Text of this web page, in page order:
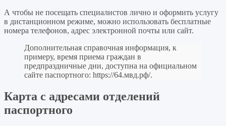
А чтобы не посещать специалистов лично и оформить услугу
в дистанционном режиме, можно использовать бесплатные
номера телефонов, адрес электронной почты или сайт.
Дополнительная справочная информация, к
примеру, время приема граждан в
предпраздничные дни, доступна на официальном
сайте паспортного: https://64.мвд.рф/.
Карта с адресами отделений
паспортного